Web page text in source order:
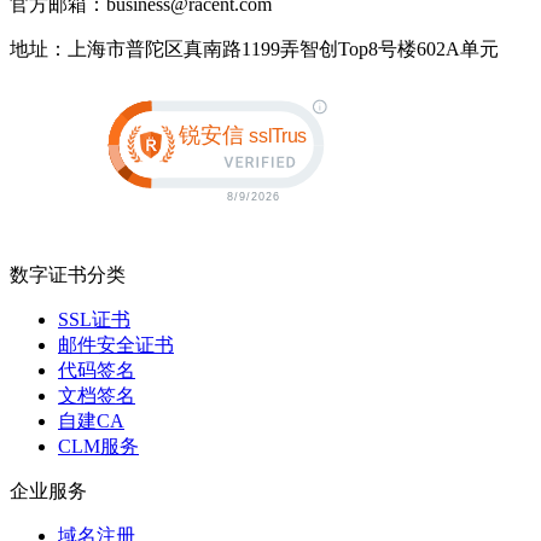
官方邮箱：business@racent.com
地址：上海市普陀区真南路1199弄智创Top8号楼602A单元
数字证书分类
SSL证书
邮件安全证书
代码签名
文档签名
自建CA
CLM服务
企业服务
域名注册